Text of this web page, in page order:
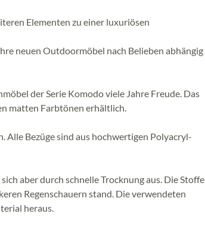
Elementen zu einer luxuriösen
neuen Outdoormöbel nach Belieben abhängig
der Serie Komodo viele Jahre Freude. Das
matten Farbtönen erhältlich.
Alle Bezüge sind aus hochwertigen Polyacryl-
aber durch schnelle Trocknung aus. Die Stoffe
Regenschauern stand. Die verwendeten
heraus.